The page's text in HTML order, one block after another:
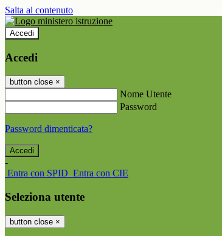
Salta al contenuto
Accedi
Accedi
button close ×
Nome Utente
Password
Password dimenticata?
-
Entra con SPID Entra con CIE
Seleziona utente
button close ×